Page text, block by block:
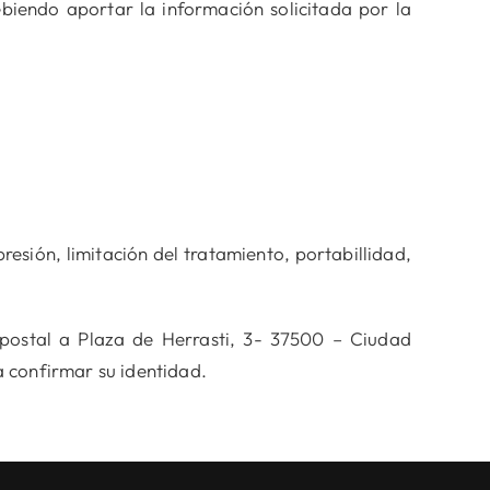
aportar la información solicitada por la
limitación del tratamiento, portabillidad,
a Plaza de Herrasti, 3- 37500 – Ciudad
confirmar su identidad.